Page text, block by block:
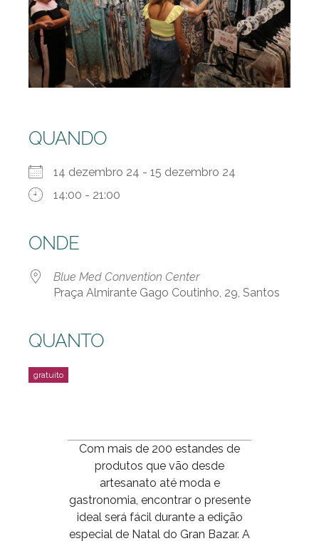
QUANDO
14 dezembro 24 - 15 dezembro 24
14:00 - 21:00
ONDE
Blue Med Convention Center
Praça Almirante Gago Coutinho, 29, Santos
QUANTO
Com mais de 200 estandes de
produtos que vão desde
artesanato até moda e
gastronomia, encontrar o presente
ideal será fácil durante a edição
especial de Natal do Gran Bazar. A